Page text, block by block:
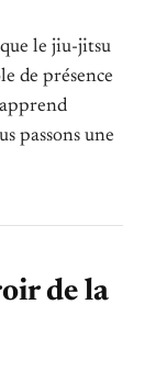
le jiu-jitsu
de présence
passons une
de la